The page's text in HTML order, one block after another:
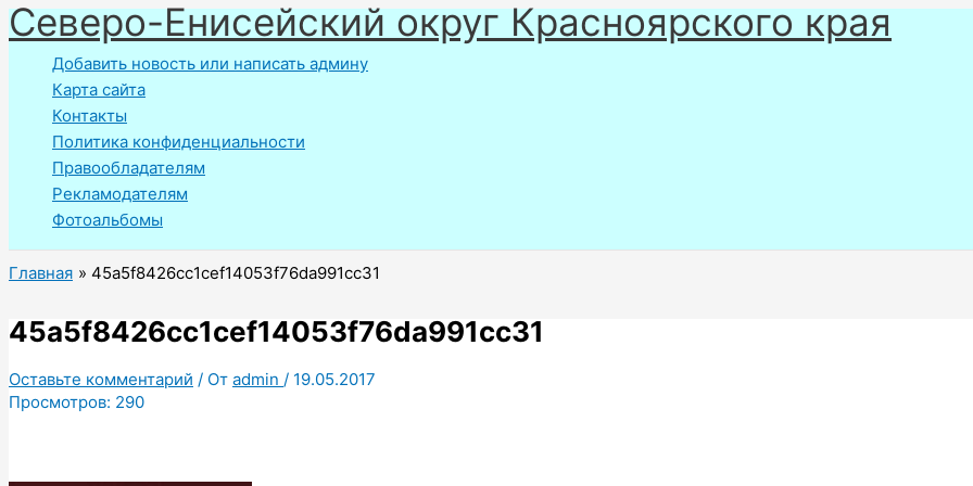
Перейти
к
содержимому
Северо-Енисейский округ Красноярского края
Добавить новость или написать админу
Карта сайта
Контакты
Политика конфиденциальности
Правообладателям
Рекламодателям
Фотоальбомы
Главная 45a5f8426cc1cef14053f76da991cc31
45a5f8426cc1cef14053f76da991cc31
Оставьте комментарий / От admin / 19.05.2017
Просмотров: 290